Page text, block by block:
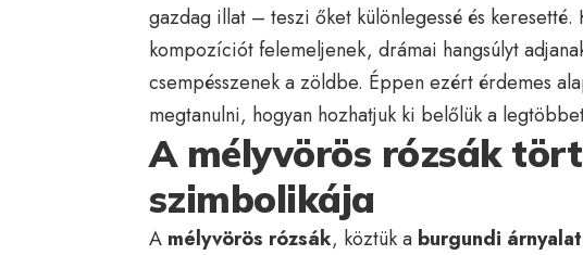
gazdag illat – teszi őket különlegessé és
kompozíciót felemeljenek, drámai hangsúlyt
csempésszenek a zöldbe. Éppen ezért érdemes
megtanulni, hogyan hozhatjuk ki belőlük a
A mélyvörös rózsák
szimbolikája
A mélyvörös rózsák, köztük a burgundi